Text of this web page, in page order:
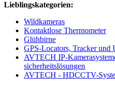
Lieblingskategorien:
Wildkameras
Kontaktlose Thermometer
Glühbirne
GPS-Locators, Tracker und
AVTECH IP-
sicherheitslösungen
AVTECH - HDCCTV-